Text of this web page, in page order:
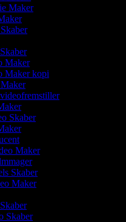
Maker
Maker
Maker kopi
Maker
Skaber
Maker
Skaber
Maker
Skaber